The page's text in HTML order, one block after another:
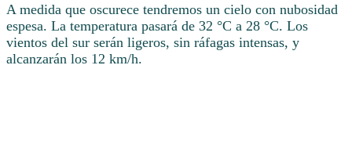
A medida que oscurece tendremos un cielo con nubosidad
espesa. La temperatura pasará de 32 °C a 28 °C. Los
vientos del sur serán ligeros, sin ráfagas intensas, y
alcanzarán los 12 km/h.